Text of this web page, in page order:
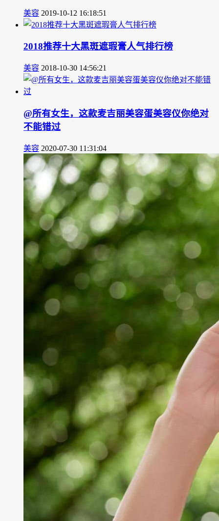
美容 2019-10-12 16:18:51
2018推荐十大黑斑遮瑕膏人气排行榜
美容 2018-10-30 14:56:21
@所有女生，这款麦吉丽美容蛋美容仪你绝对
不能错过
美容 2020-07-30 11:31:04